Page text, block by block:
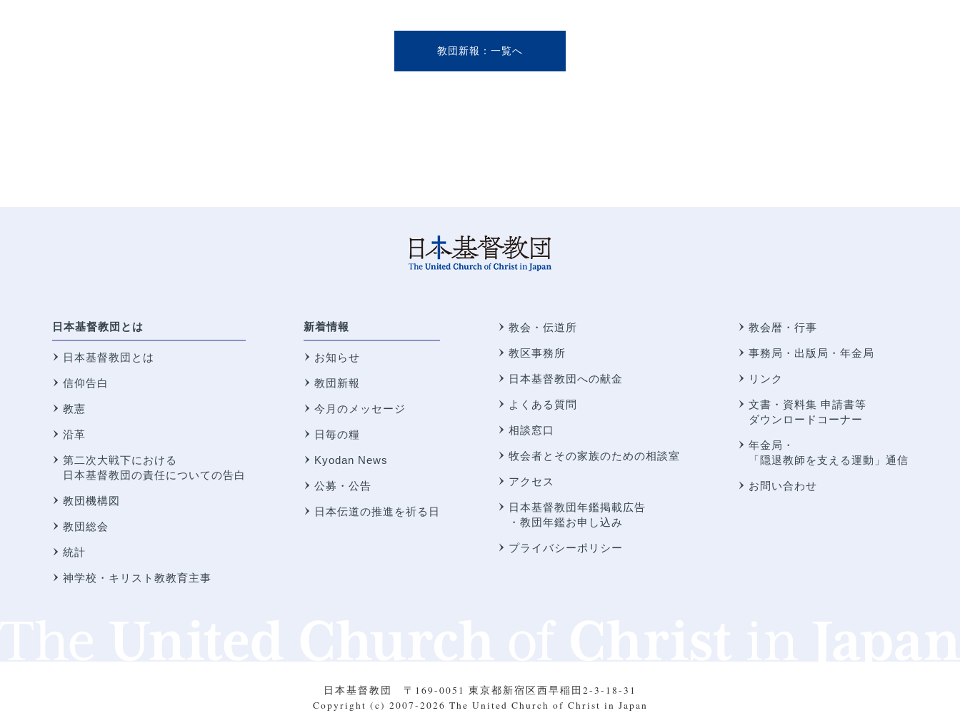
教団新報
日本基督教団とは
日本基督教団とは
信仰告白
教憲
沿革
第二次大戦下における
日本基督教団の責任についての告白
教団機構図
教団総会
統計
神学校・キリスト教教育主事
新着情報
お知らせ
教団新報
今月のメッセージ
日毎の糧
Kyodan News
公募・公告
日本伝道の推進を祈る日
教会・伝道所
教区事務所
日本基督教団への献金
よくある質問
相談窓口
牧会者とその家族のための相談室
アクセス
日本基督教団年鑑掲載広告
・教団年鑑お申し込み
プライバシーポリシー
教会暦・行事
事務局・出版局・年金局
リンク
文書・資料集 申請書等
ダウンロードコーナー
年金局・
「隠退教師を支える運動」通信
お問い合わせ
日本基督教団 〒169-0051 東京都新宿区西早稲田2-3-18-31
Copyright (c) 2007-2026 The United Church of Christ in Japan